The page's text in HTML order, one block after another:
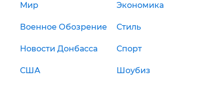
Мир Экономика
Военное Обозрение Стиль
Новости Донбасса Спорт
США Шоубиз